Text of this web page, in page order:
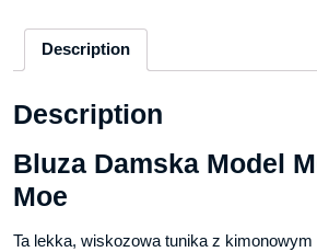
Description
Description
Bluza Damska Model
Moe
Ta lekka, wiskozowa tunika z